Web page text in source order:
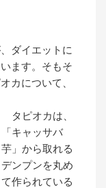
ダイエットに
ます。そもそ
カについて、
タピオカは、
「キャッサバ
芋」から取れる
デンプンを丸め
て作られている